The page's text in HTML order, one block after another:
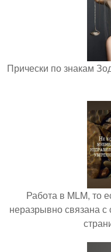
Прически по знакам
Работа в MLM, то
неразрывно связана с